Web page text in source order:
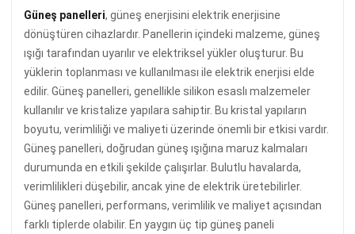
Güneş panelleri, güneş enerjisini elektrik enerjisine
dönüştüren cihazlardır. Panellerin içindeki malzeme, güneş
ışığı tarafından uyarılır ve elektriksel yükler oluşturur. Bu
yüklerin toplanması ve kullanılması ile elektrik enerjisi elde
edilir. Güneş panelleri, genellikle silikon esaslı malzemeler
kullanılır ve kristalize yapılara sahiptir. Bu kristal yapıların
boyutu, verimliliği ve maliyeti üzerinde önemli bir etkisi vardır.
Güneş panelleri, doğrudan güneş ışığına maruz kalmaları
durumunda en etkili şekilde çalışırlar. Bulutlu havalarda,
verimlilikleri düşebilir, ancak yine de elektrik üretebilirler.
Güneş panelleri, performans, verimlilik ve maliyet açısından
farklı tiplerde olabilir. En yaygın üç tip güneş paneli